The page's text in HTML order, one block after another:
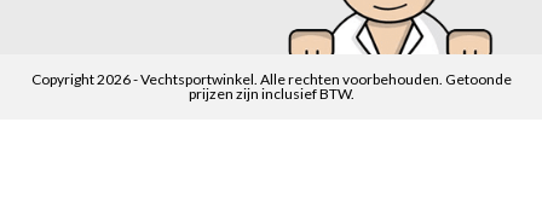
Copyright 2026 - Vechtsportwinkel. Alle rechten voorbehouden. Getoonde
prijzen zijn inclusief BTW.